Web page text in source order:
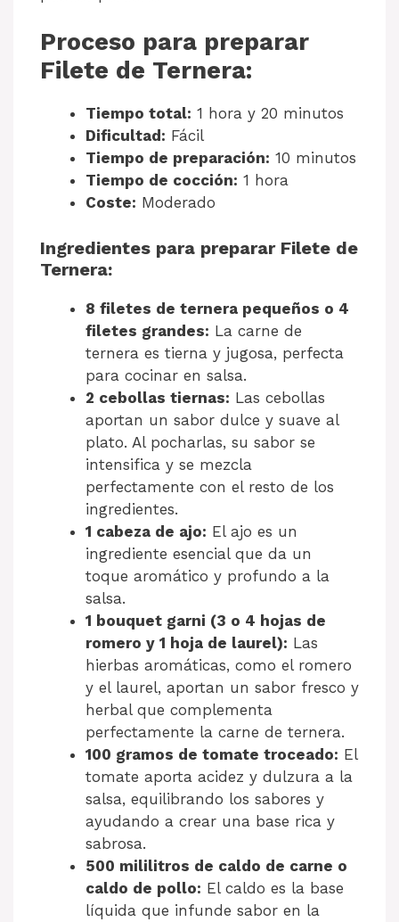
Proceso para preparar
Filete de Ternera:
Tiempo total: 1 hora y 20 minutos
Dificultad: Fácil
Tiempo de preparación: 10 minutos
Tiempo de cocción: 1 hora
Coste: Moderado
Ingredientes para preparar Filete de
Ternera:
8 filetes de ternera pequeños o 4
filetes grandes: La carne de
ternera es tierna y jugosa, perfecta
para cocinar en salsa.
2 cebollas tiernas: Las cebollas
aportan un sabor dulce y suave al
plato. Al pocharlas, su sabor se
intensifica y se mezcla
perfectamente con el resto de los
ingredientes.
1 cabeza de ajo: El ajo es un
ingrediente esencial que da un
toque aromático y profundo a la
salsa.
1 bouquet garni (3 o 4 hojas de
romero y 1 hoja de laurel): Las
hierbas aromáticas, como el romero
y el laurel, aportan un sabor fresco y
herbal que complementa
perfectamente la carne de ternera.
100 gramos de tomate troceado: El
tomate aporta acidez y dulzura a la
salsa, equilibrando los sabores y
ayudando a crear una base rica y
sabrosa.
500 mililitros de caldo de carne o
caldo de pollo: El caldo es la base
líquida que infunde sabor en la